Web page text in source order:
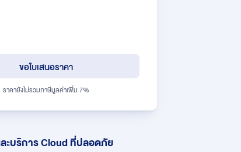
ขอใบเสนอราคา
ราคายังไม่รวมภาษีมูลค่าเพิ่ม 7%
ะบริการ Cloud ที่ปลอดภัย